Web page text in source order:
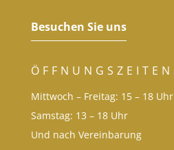
Besuchen Sie uns
ÖFFNUNGSZEITEN
Mittwoch – Freitag: 15 – 18 Uhr
Samstag: 13 – 18 Uhr
Und nach Vereinbarung